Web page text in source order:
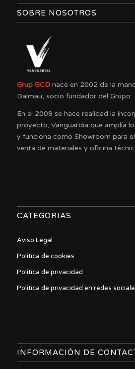
SOBRE NOSOTROS
Grup GCDnace en 2002 de la
Dalmau, socio fundador del Grupo.
En el 2009 se hace realidad la
proyecto; Vanguardia que amplía
y funciona como Showroom para
venta de materiales y oficina
CATEGORIAS
Aviso Legal
Política de cookies
Política de privacidad
Política de privacidad en redes
INFORMACIÓN DE